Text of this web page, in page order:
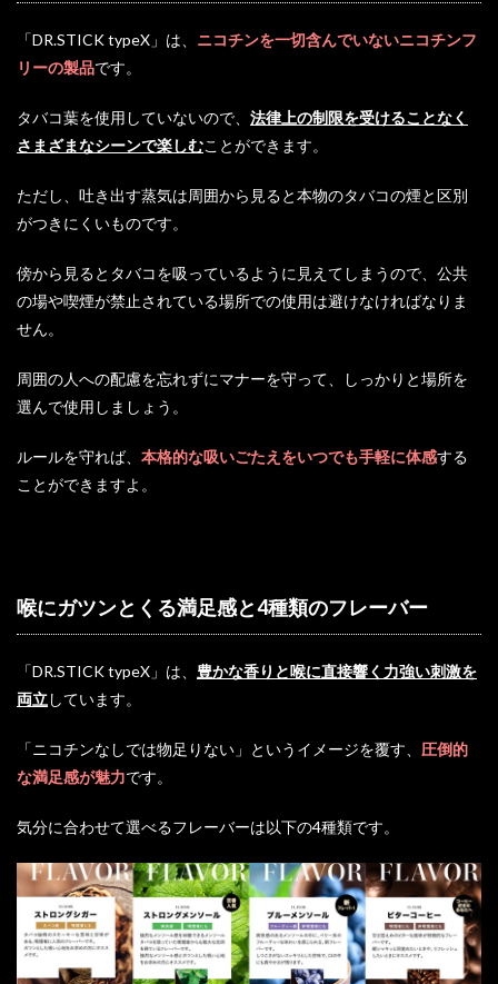
「DR.STICK typeX」は、 ニコチンを一切含んでいないニコチンフ
リーの製品です。
タバコ葉を使用していないので、 法律上の制限を受けることなく
さまざまなシーンで楽しむことができます。
ただし、吐き出す蒸気は周囲から見ると本物のタバコの煙と区別
がつきにくいものです。
傍から見るとタバコを吸っているように見えてしまうので、公共
の場や喫煙が禁止されている場所での使用は避けなければなりま
せん。
周囲の人への配慮を忘れずにマナーを守って、しっかりと場所を
選んで使用しましょう。
ルールを守れば、 本格的な吸いごたえをいつでも手軽に体感する
ことができますよ。
喉にガツンとくる満足感と4種類のフレーバー
「DR.STICK typeX」は、 豊かな香りと喉に直接響く力強い刺激を
両立しています。
「ニコチンなしでは物足りない」というイメージを覆す、 圧倒的
な満足感が魅力です。
気分に合わせて選べるフレーバーは以下の4種類です。